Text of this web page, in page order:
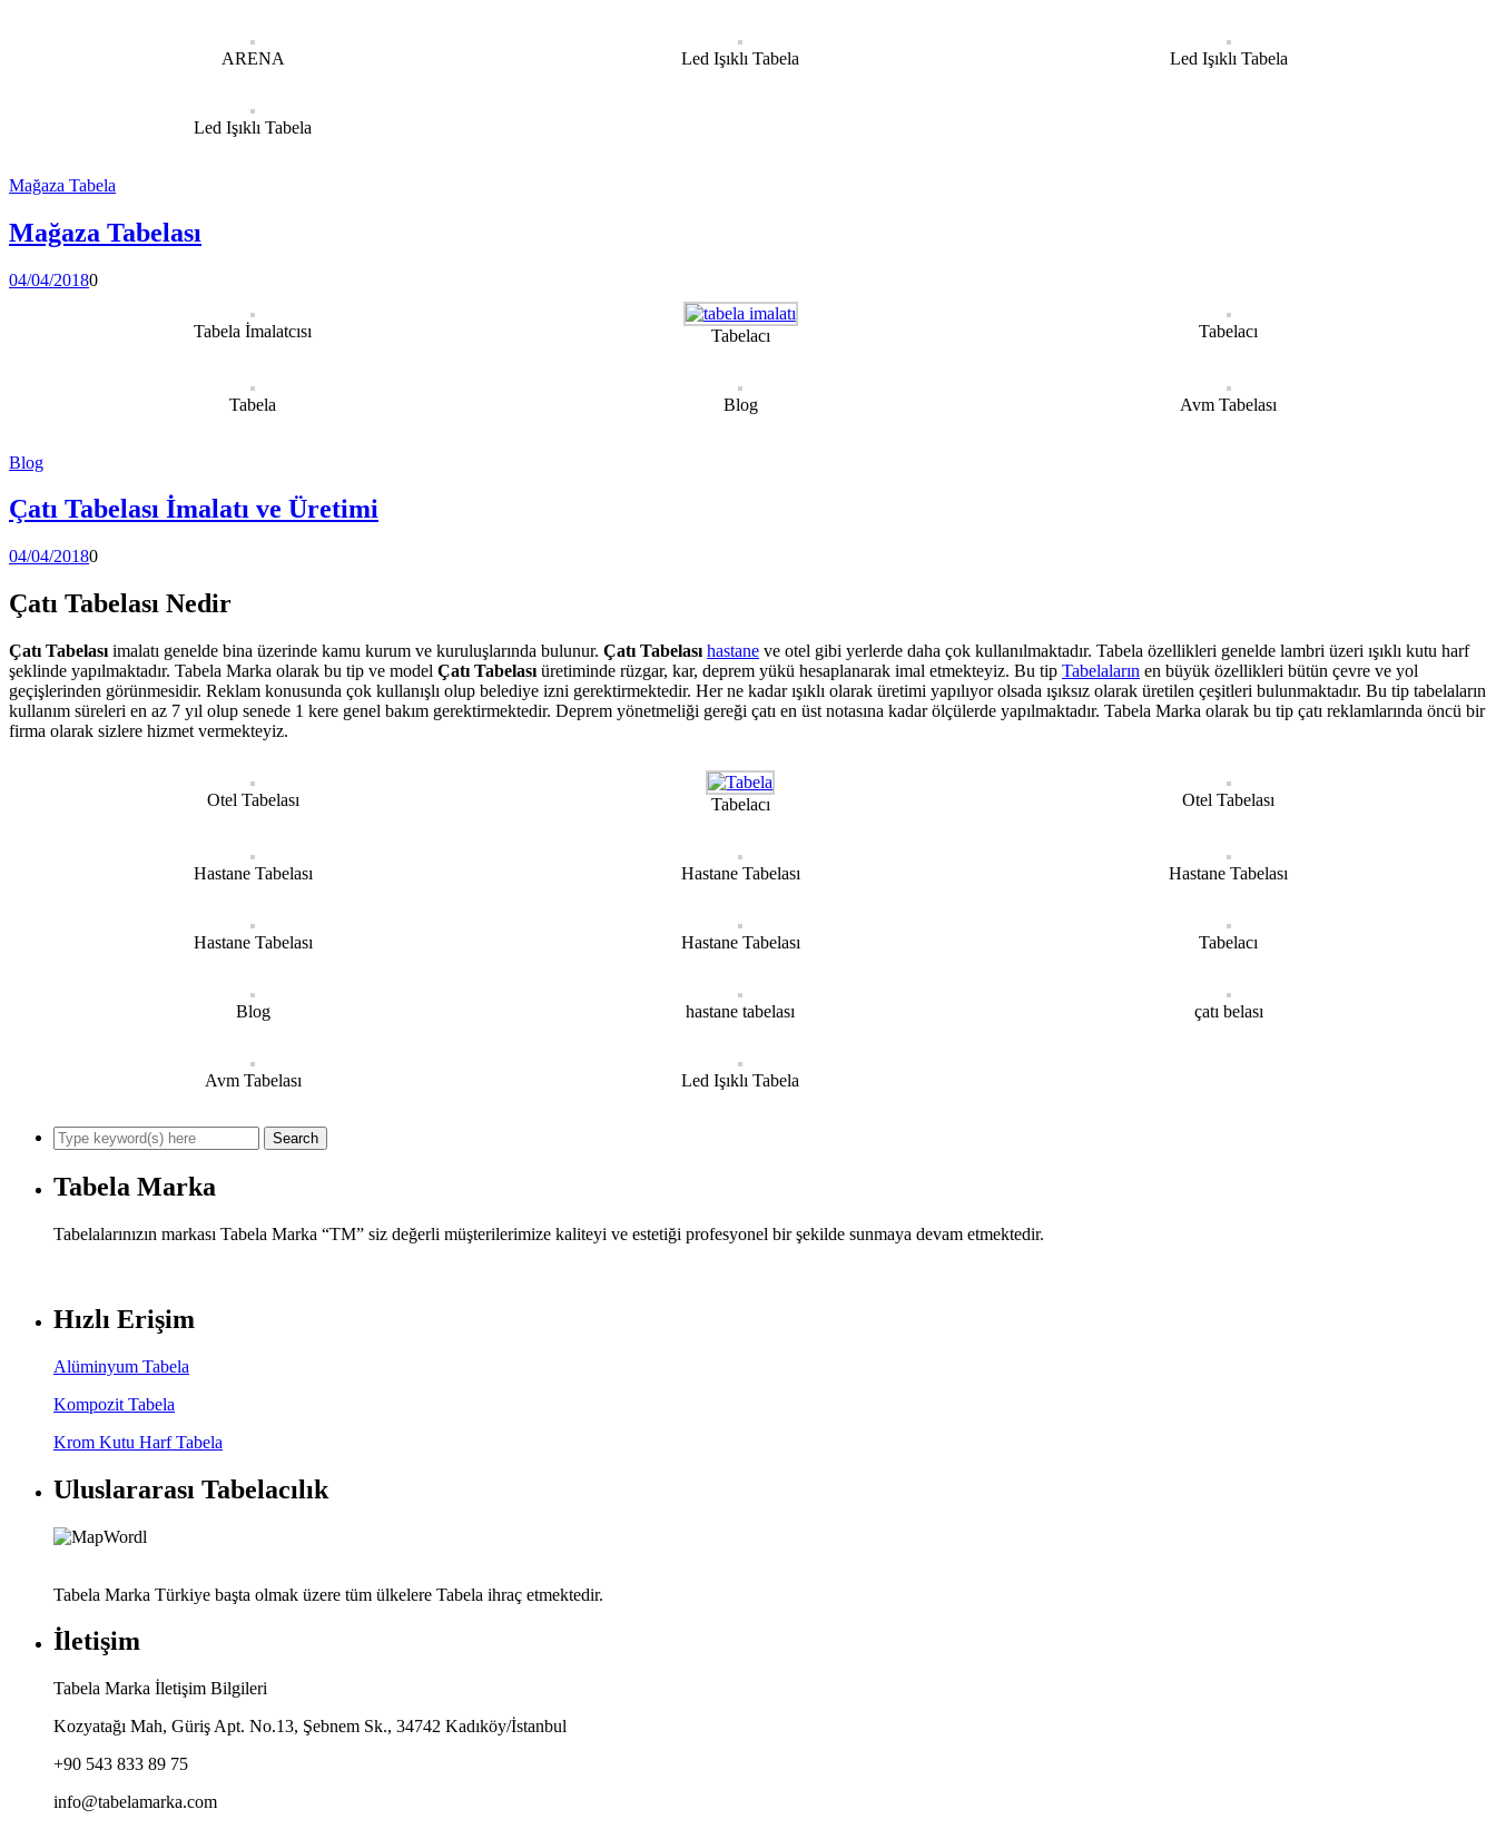
ARENA Led Işıklı Tabela Led Işıklı Tabela
Led Işıklı Tabela
Mağaza Tabela
Mağaza Tabelası
04/04/20180
Tabela İmalatcısı Tabelacı Tabelacı
Tabela Blog Avm Tabelası
Blog
Çatı Tabelası İmalatı ve Üretimi
04/04/20180
Çatı Tabelası Nedir
Çatı Tabelası imalatı genelde bina üzerinde kamu kurum ve kuruluşlarında bulunur. Çatı Tabelası hastane ve otel gibi yerlerde daha çok kullanılmaktadır. Tabela özellikleri genelde lambri üzeri ışıklı kutu harf
şeklinde yapılmaktadır. Tabela Marka olarak bu tip ve model Çatı Tabelası üretiminde rüzgar, kar, deprem yükü hesaplanarak imal etmekteyiz. Bu tip Tabelaların en büyük özellikleri bütün çevre ve yol
geçişlerinden görünmesidir. Reklam konusunda çok kullanışlı olup belediye izni gerektirmektedir. Her ne kadar ışıklı olarak üretimi yapılıyor olsada ışıksız olarak üretilen çeşitleri bulunmaktadır. Bu tip tabelaların
kullanım süreleri en az 7 yıl olup senede 1 kere genel bakım gerektirmektedir. Deprem yönetmeliği gereği çatı en üst notasına kadar ölçülerde yapılmaktadır. Tabela Marka olarak bu tip çatı reklamlarında öncü bir
firma olarak sizlere hizmet vermekteyiz.
Otel Tabelası Tabelacı Otel Tabelası
Hastane Tabelası Hastane Tabelası Hastane Tabelası
Hastane Tabelası Hastane Tabelası Tabelacı
Blog hastane tabelası çatı belası
Avm Tabelası Led Işıklı Tabela
Tabela Marka
Tabelalarınızın markası Tabela Marka “TM” siz değerli müşterilerimize kaliteyi ve estetiği profesyonel bir şekilde sunmaya devam etmektedir.
Hızlı Erişim
Alüminyum Tabela
Kompozit Tabela
Krom Kutu Harf Tabela
Uluslararası Tabelacılık
Tabela Marka Türkiye başta olmak üzere tüm ülkelere Tabela ihraç etmektedir.
İletişim
Tabela Marka İletişim Bilgileri
Kozyatağı Mah, Güriş Apt. No.13, Şebnem Sk., 34742 Kadıköy/İstanbul
+90 543 833 89 75
info@tabelamarka.com